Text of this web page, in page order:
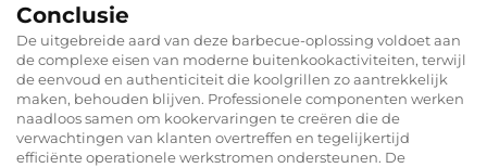
Conclusie
De uitgebreide aard van deze barbecue-oplossing voldoet aan
de complexe eisen van moderne buitenkookactiviteiten, terwijl
de eenvoud en authenticiteit die koolgrillen zo aantrekkelijk
maken, behouden blijven. Professionele componenten werken
naadloos samen om kookervaringen te creëren die de
verwachtingen van klanten overtreffen en tegelijkertijd
efficiënte operationele werkstromen ondersteunen. De